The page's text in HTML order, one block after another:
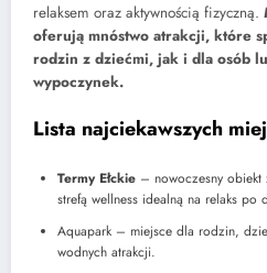
relaksem oraz aktywnością fizyczną.
oferują mnóstwo atrakcji, które
rodzin z dziećmi, jak i dla osób
wypoczynek.
Lista najciekawszych
Termy Ełckie – nowoczesny obiekt
strefą wellness idealną na relaks po
Aquapark – miejsce dla rodzin,
wodnych atrakcji.